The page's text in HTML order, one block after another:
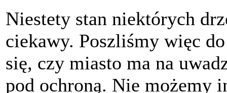
Niestety stan niektórych
ciekawy. Poszliśmy więc
się, czy miasto ma na
pod ochroną. Nie możemy